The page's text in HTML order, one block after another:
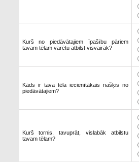
Kurš no piedāvātajiem īpašību pāriem
tavam tēlam varētu atbilst visvairāk?
Kāds ir tava tēla iecienītākais našķis no
piedāvātajiem?
Kurš tornis, tavuprāt, vislabāk atbilstu
tavam tēlam?